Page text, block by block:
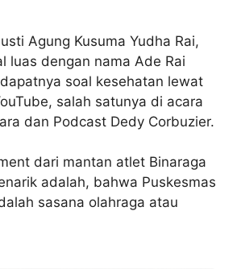
Agung Kusuma Yudha Rai,
luas dengan nama Ade Rai
soal kesehatan lewat
salah satunya di acara
dan Podcast Dedy Corbuzier.
dari mantan atlet Binaraga
adalah, bahwa Puskesmas
sasana olahraga atau